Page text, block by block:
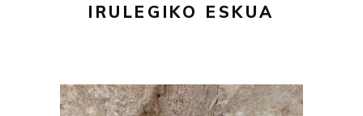
IRULEGIKO ESKUA